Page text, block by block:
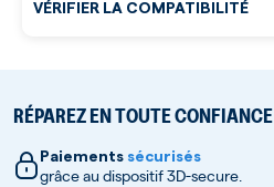
RÉPAREZ EN TOUTE CONFIANCE
Paiements sécurisés
grâce au dispositif 3D-secure.
VÉRIFIER LA COMPATIBILITÉ